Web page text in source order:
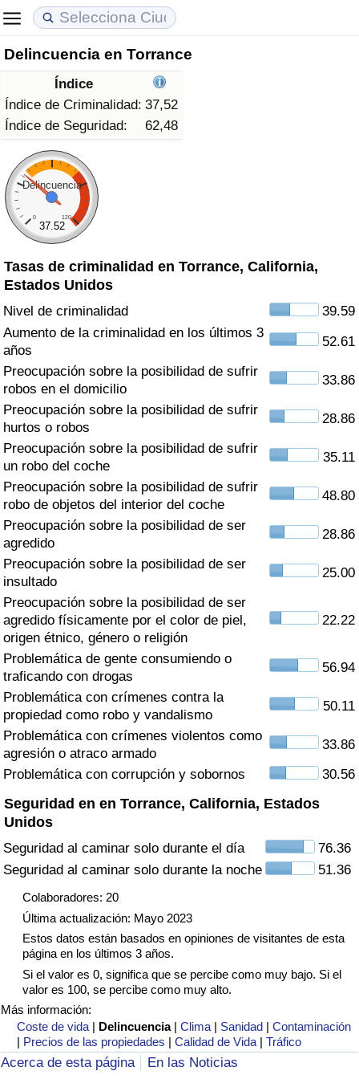
Delincuencia en Torrance
Índice
Índice de Criminalidad: 37,52
Índice de Seguridad:
62,48
Delincuencia
0 120
37.52
Tasas de criminalidad en Torrance, California,
Estados Unidos
Nivel de criminalidad
39.59
Aumento de la criminalidad en los últimos 3
años
52.61
Preocupación sobre la posibilidad de sufrir
robos en el domicilio
33.86
Preocupación sobre la posibilidad de sufrir
hurtos o robos
28.86
Preocupación sobre la posibilidad de sufrir
un robo del coche
35.11
Preocupación sobre la posibilidad de sufrir
robo de objetos del interior del coche
48.80
Preocupación sobre la posibilidad de ser
agredido
28.86
Preocupación sobre la posibilidad de ser
insultado
25.00
Preocupación sobre la posibilidad de ser
agredido físicamente por el color de piel,
origen étnico, género o religión
22.22
Problemática de gente consumiendo o
traficando con drogas
56.94
Problemática con crímenes contra la
propiedad como robo y vandalismo
50.11
Problemática con crímenes violentos como
agresión o atraco armado
33.86
Problemática con corrupción y sobornos
30.56
Seguridad en en Torrance, California, Estados
Unidos
Seguridad al caminar solo durante el día
76.36
Seguridad al caminar solo durante la noche
51.36
Colaboradores: 20
Última actualización: Mayo 2023
Estos datos están basados en opiniones de visitantes de esta
página en los últimos 3 años.
Si el valor es 0, significa que se percibe como muy bajo. Si el
valor es 100, se percibe como muy alto.
Más información:
Coste de vida | Delincuencia |Clima | Sanidad |Contaminación
| Precios de las propiedades |Calidad de Vida |Tráfico
Acerca de esta página
En las Noticias
Coste de vida
Índice de Costo de Vida (Actual)
Índice de Costo de Vida
Índice de costo de vida por país
en aqaba
Precios de las propiedades
Índice de Precios de Inmuebles (Actual)
Índice de Precios de Inmuebles
Índice de Precios de Inmuebles por País
Calidad de Vida
Índice de Calidad de Vida
Índice de Calidad de Vida (Actual)
Índice de calidad de vida por país
Delincuencia
Calificación del Índice de Criminalidad
(Actual)
Índice de Criminalidad
Índice de criminalidad por país
Sanidad
Índice de Sanidad (Actual)
Índice de Sanidad
Índice de Sanidad por País
Contaminación
Índice de Contaminación (Actual)
Índice de contaminación
Índice de Contaminación por País
Tráfico
Índice de Tráfico
Índice de Tráfico (Actual)
Índice de Tráfico por País